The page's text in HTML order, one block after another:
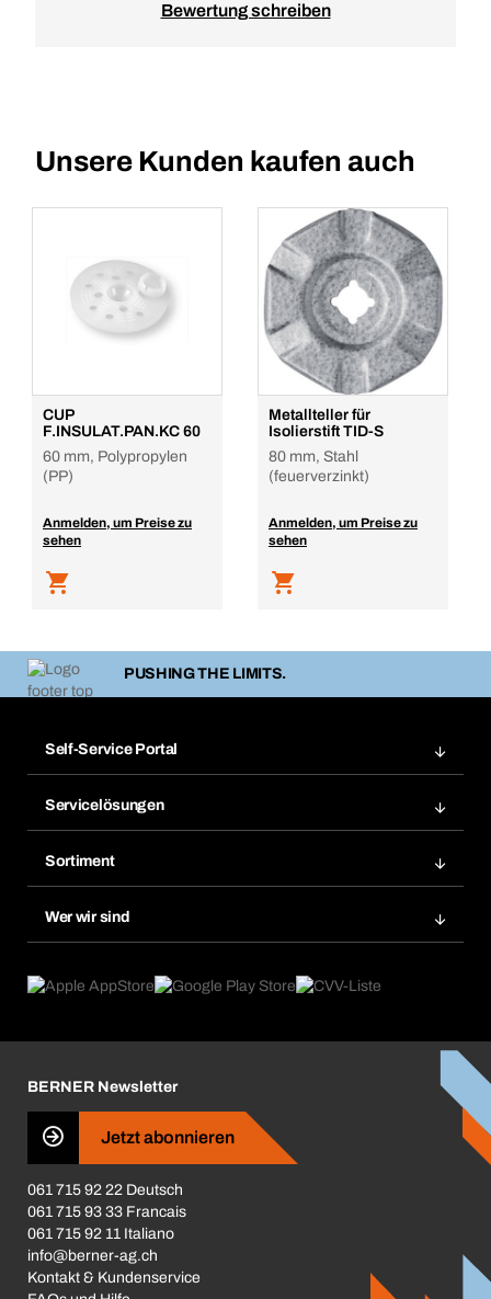
Bewertung schreiben
Unsere Kunden kaufen auch
CUP
F.INSULAT.PAN.KC 60
60 mm, Polypropylen
(PP)
Anmelden, um Preise zu
sehen
Metallteller für
Isolierstift TID-S
80 mm, Stahl
(feuerverzinkt)
Anmelden, um Preise zu
sehen
PUSHING THE LIMITS.
Self-Service Portal
Merklisten
Nachbestellung
Dauerauftrag
Servicelösungen
Gefahrenstoffdatenbank
eProcurement
Produktfinder
Sortiment
Wer wir sind
Was uns antreibt
Business Conduct
BERNER Newsletter
Jetzt abonnieren
061 715 92 22 Deutsch
061 715 93 33 Francais
061 715 92 11 Italiano
info@berner-ag.ch
Kontakt & Kundenservice